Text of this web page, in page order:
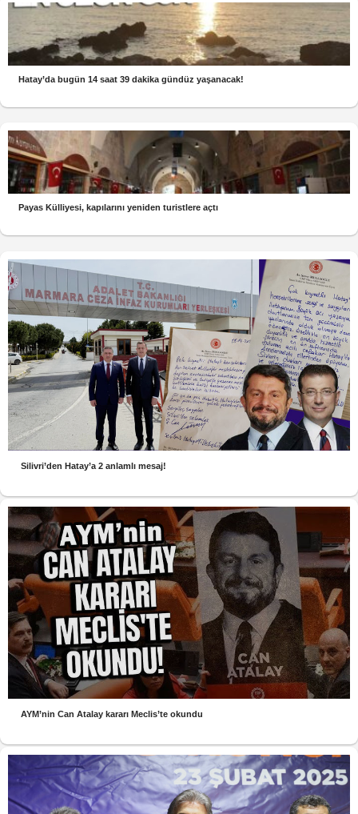
Hatay’da bugün 14 saat 39 dakika gündüz yaşanacak!
Payas Külliyesi, kapılarını yeniden turistlere açtı
Silivri’den Hatay’a 2 anlamlı mesaj!
AYM’nin Can Atalay kararı Meclis’te okundu